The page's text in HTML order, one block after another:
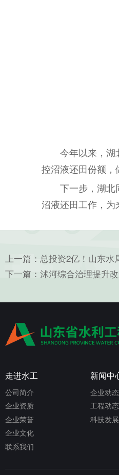
今年以来，湖北
控沼液还田份额，
下一步，湖北同
沼液还田工作，为
上一篇： 总投资2亿！山东水
下一篇： 沭河综合治理提升
走进水工
公司简介
企业资质
企业荣誉
企业文化
联系我们
新闻中
企业动态
工程动态
科技发展